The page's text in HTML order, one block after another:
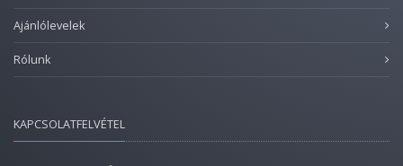
Ajánlólevelek
Rólunk
KAPCSOLATFELVÉTEL